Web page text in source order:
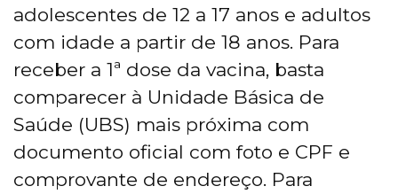
adolescentes de 12 a 17 anos e adultos
com idade a partir de 18 anos. Para
receber a 1ª dose da vacina, basta
comparecer à Unidade Básica de
Saúde (UBS) mais próxima com
documento oficial com foto e CPF e
comprovante de endereço. Para